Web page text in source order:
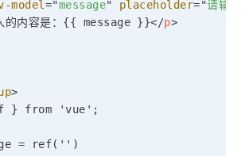
model ="message" placeholder="请输入
的内容是：{{ message }}</p>
>
} from 'vue';